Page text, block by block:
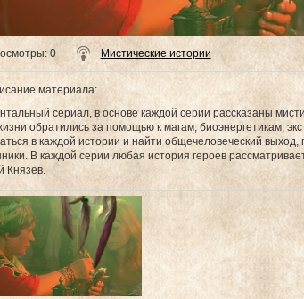
: 0 Мистические истории
материала:
сериал, в основе каждой серии рассказаны
обратились за помощью к магам, биоэнергетикам,
в каждой истории и найти общечеловеческий выход,
В каждой серии любая история героев
Князев.